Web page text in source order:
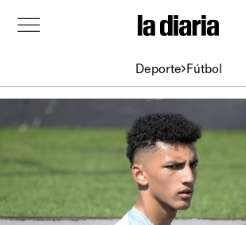
Deporte Fútbol